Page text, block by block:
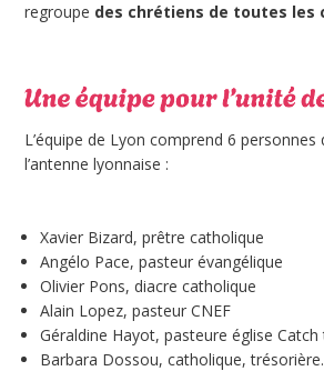
regroupe des chrétiens de toutes les
L’équipe de Lyon comprend 6
l’antenne lyonnaise :
Xavier Bizard, prêtre catholique
Angélo Pace, pasteur évangélique
Olivier Pons, diacre catholique
Alain Lopez, pasteur CNEF
Géraldine Hayot, pasteure église Catch
Barbara Dossou, catholique, trésorière.